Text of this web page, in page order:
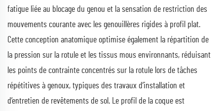
fatigue liée au blocage du genou et la sensation de restriction des
mouvements courante avec les genouillères rigides à profil plat.
Cette conception anatomique optimise également la répartition de
la pression sur la rotule et les tissus mous environnants, réduisant
les points de contrainte concentrés sur la rotule lors de tâches
répétitives à genoux, typiques des travaux d’installation et
d’entretien de revêtements de sol. Le profil de la coque est